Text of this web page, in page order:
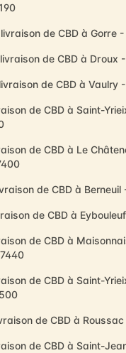
de CBD à Gorre
de CBD à Droux
de CBD à Vaulry
de CBD à Saint-
de CBD à Le
de CBD à Berneuil
de CBD à
de CBD à
de CBD à Saint-
de CBD à
de CBD à Saint-